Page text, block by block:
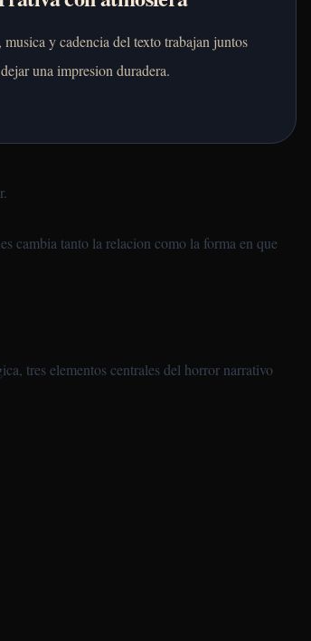
musica y cadencia del texto trabajan juntos
una impresion duradera.
cambia tanto la relacion como la forma en que
tres elementos centrales del horror narrativo